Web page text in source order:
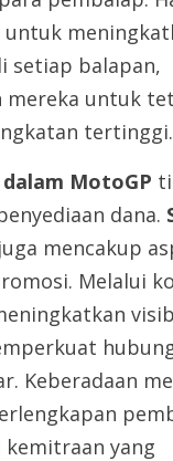
setiap balapan,
mereka untuk
tertinggi.
MotoGP
dana.
juga mencakup
Melalui
Keberadaan
yang